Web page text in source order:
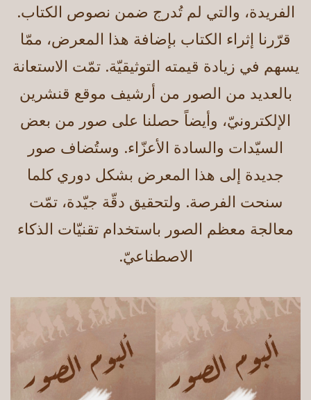
الفريدة، والتي لم تُدرج ضمن نصوص الكتاب.
قرّرنا إثراء الكتاب بإضافة هذا المعرض، ممّا
يسهم في زيادة قيمته التوثيقيّة. تمّت الاستعانة
بالعديد من الصور من أرشيف موقع قنشرين
الإلكترونيّ، وأيضاً حصلنا على صور من بعض
السيّدات والسادة الأعزّاء. وستُضاف صور
جديدة إلى هذا المعرض بشكل دوري كلما
سنحت الفرصة. ولتحقيق دقّة جيّدة، تمّت
معالجة معظم الصور باستخدام تقنيّات الذكاء
الاصطناعيّ.